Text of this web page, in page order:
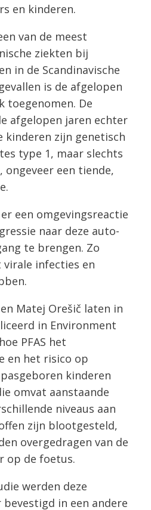
en kinderen.
van de meest
ziekten bij
in de Scandinavische
is de afgelopen
toegenomen. De
afgelopen jaren echter
kinderen zijn genetisch
type 1, maar slechts
ongeveer een tiende,
een omgevingsreactie
naar deze auto-
te brengen. Zo
infecties en
Matej Orešič laten in
in Environment
PFAS het
en het risico op
kinderen
omvat aanstaande
niveaus aan
zijn blootgesteld,
overgedragen van de
op de foetus.
werden deze
in een andere